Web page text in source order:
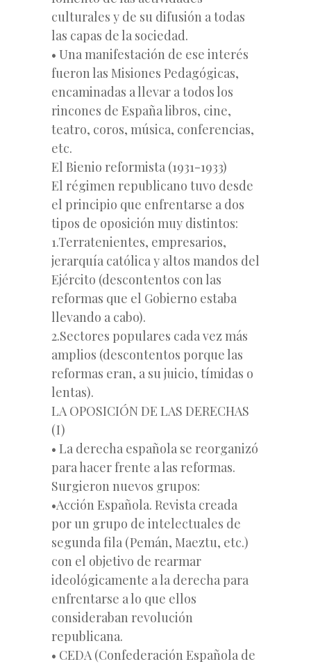
culturales y de su difusión a todas
las capas de la sociedad.
• Una manifestación de ese interés
fueron las Misiones Pedagógicas,
encaminadas a llevar a todos los
rincones de España libros, cine,
teatro, coros, música, conferencias,
etc.
El Bienio reformista (1931-1933)
El régimen republicano tuvo desde
el principio que enfrentarse a dos
tipos de oposición muy distintos:
1.Terratenientes, empresarios,
jerarquía católica y altos mandos del
Ejército (descontentos con las
reformas que el Gobierno estaba
llevando a cabo).
2.Sectores populares cada vez más
amplios (descontentos porque las
reformas eran, a su juicio, tímidas o
lentas).
LA OPOSICIÓN DE LAS DERECHAS
(I)
• La derecha española se reorganizó
para hacer frente a las reformas.
Surgieron nuevos grupos:
•Acción Española. Revista creada
por un grupo de intelectuales de
segunda fila (Pemán, Maeztu, etc.)
con el objetivo de rearmar
ideológicamente a la derecha para
enfrentarse a lo que ellos
consideraban revolución
republicana.
• CEDA (Confederación Española de